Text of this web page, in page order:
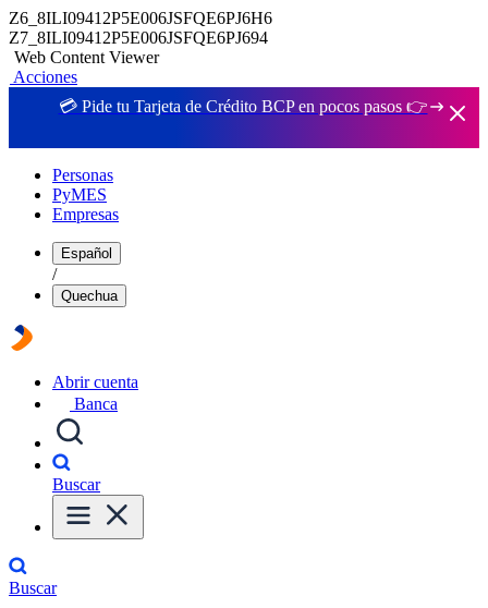
Z6_8ILI09412P5E006JSFQE6PJ6H6
Z7_8ILI09412P5E006JSFQE6PJ694
Web Content Viewer
Acciones
💳 Pide tu Tarjeta de Crédito BCP en pocos pasos 👉
Personas
PyMES
Empresas
Español
/
Quechua
Abrir cuenta
Banca
Buscar
Buscar